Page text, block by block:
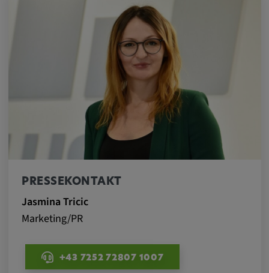
PRESSEKONTAKT
Jasmina Tricic
Marketing/PR
+43 7252 72807 1007